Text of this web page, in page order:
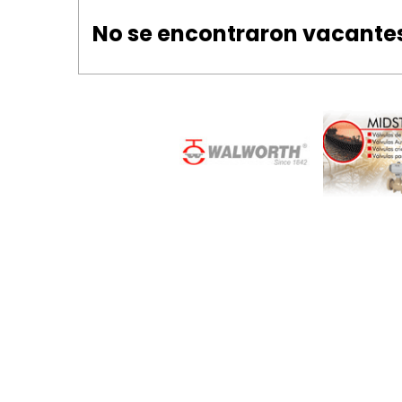
No se encontraron